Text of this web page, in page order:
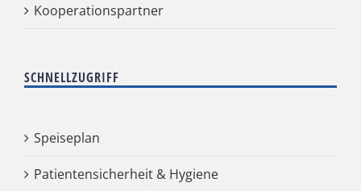
Kooperationspartner
SCHNELLZUGRIFF
Speiseplan
Patientensicherheit & Hygiene